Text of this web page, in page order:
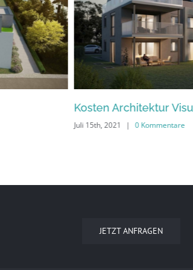
Kosten Architektur
Juli 15th, 2021 | 0 Kommentare
JETZT ANFRAGEN